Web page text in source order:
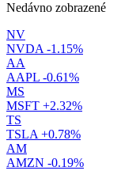
Nedávno zobrazené
NV
NVDA -1.15%
AA
AAPL -0.61%
MS
MSFT +2.32%
TS
TSLA +0.78%
AM
AMZN -0.19%